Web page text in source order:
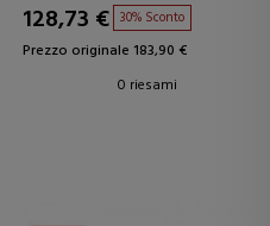
128,73 € 30% Sconto
Prezzo originale 183,90 €
0 riesami